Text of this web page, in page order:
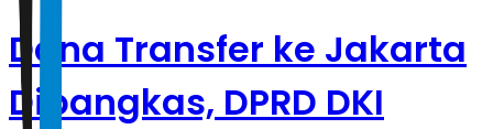
Dana Transfer ke Jakarta
Dipangkas, DPRD DKI